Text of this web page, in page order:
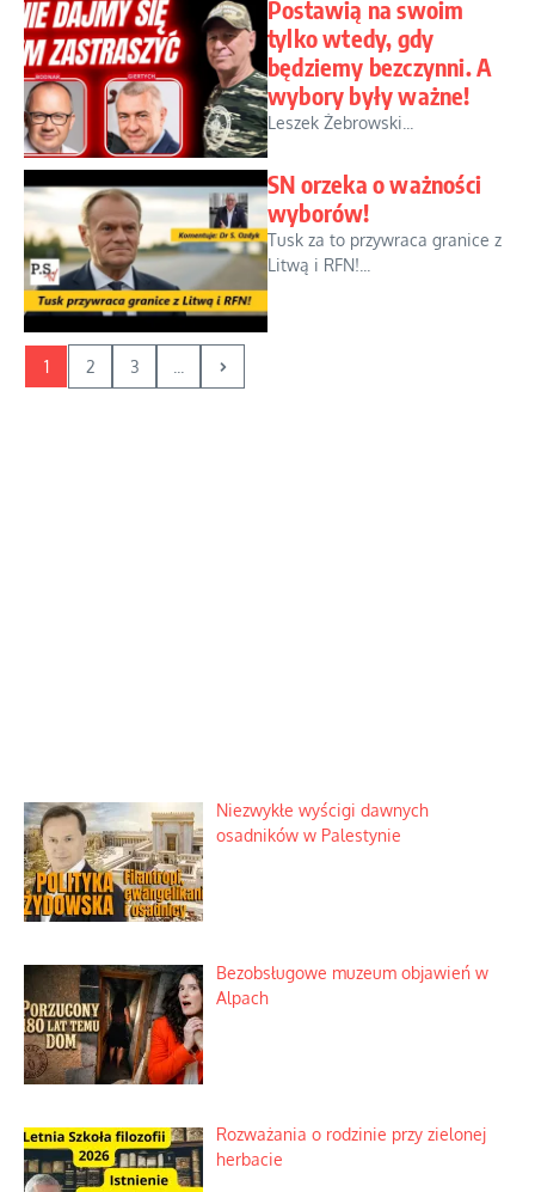
Postawią na swoim
tylko wtedy, gdy
będziemy bezczynni. A
wybory były ważne!
Leszek Żebrowski...
SN orzeka o ważności
wyborów!
Tusk za to przywraca granice z
Litwą i RFN!...
1 2 3
Niezwykłe wyścigi dawnych
osadników w Palestynie
Bezobsługowe muzeum objawień w
Alpach
Rozważania o rodzinie przy zielonej
herbacie